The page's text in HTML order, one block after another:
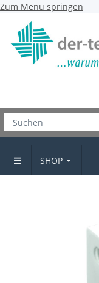
Zum Menü springen
SHOP
Anschraubband